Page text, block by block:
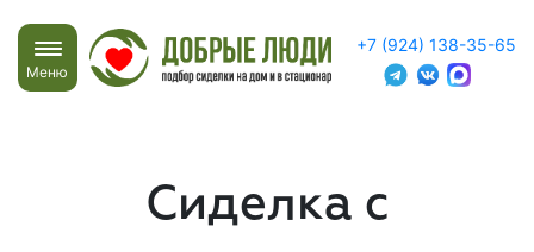
Меню
+7 (924) 138-35-65
Сиделка с